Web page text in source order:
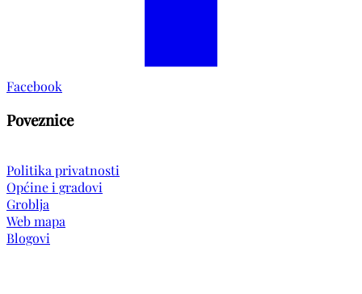
Facebook
Poveznice
Politika privatnosti
Općine i gradovi
Groblja
Web mapa
Blogovi